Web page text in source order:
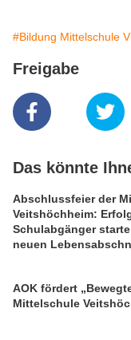
#Bildung Mittelschule
Freigabe
Das könnte
Abschlussfeier der
Veitshöchheim:
Schulabgänger
neuen
AOK fördert
Mittelschule